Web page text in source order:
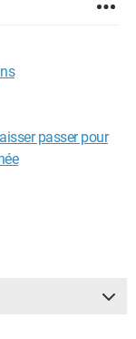
passer pour